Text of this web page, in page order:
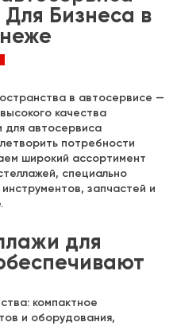
Бизнеса в
в автосервисе —
качества
для автосервиса
потребности
широкий ассортимент
специально
запчастей и
для
компактное
и оборудования,